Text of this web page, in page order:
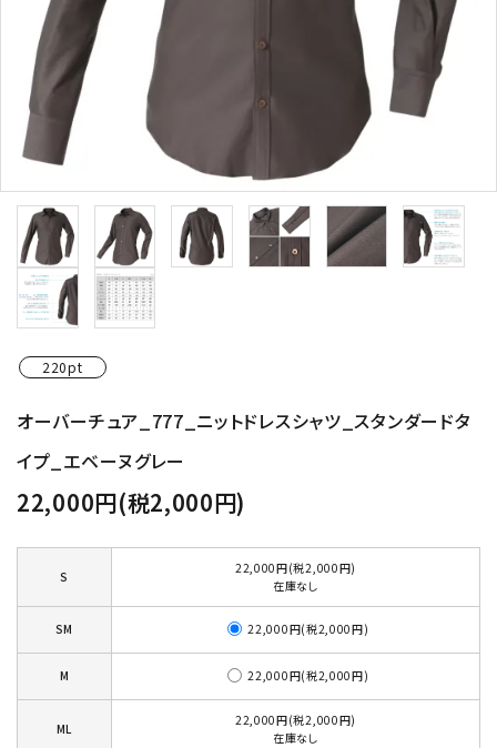
220pt
オーバーチュア_777_ニットドレスシャツ_スタンダードタ
イプ_エベーヌグレー
22,000円(税2,000円)
S
22,000円(税2,000円)
在庫なし
SM 22,000円(税2,000円)
M 22,000円(税2,000円)
ML
22,000円(税2,000円)
在庫なし